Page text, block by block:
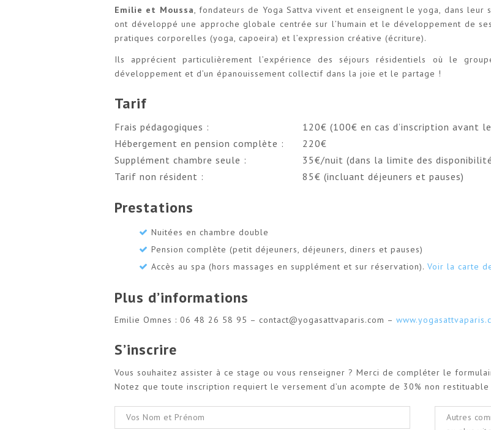
Emilie et Moussa, fondateurs de Yoga Sattva vivent et enseignent le yoga, dans leur
ont développé une approche globale centrée sur l’humain et le développement de
pratiques corporelles (yoga, capoeira) et l’expression créative (écriture).
Ils apprécient particulièrement l’expérience des séjours résidentiels où le
développement et d’un épanouissement collectif dans la joie et le partage !
Tarif
Frais pédagogiques :
120€ (100€ en cas d’inscription avant
Hébergement en pension complète :
220€
Supplément chambre seule :
35€/nuit (dans la limite des
Tarif non résident :
85€ (incluant déjeuners et pauses)
Prestations
Nuitées en chambre double
Pension complète (petit déjeuners, déjeuners, diners et pauses)
Accès au spa (hors massages en supplément et sur réservation). Voir la carte
Plus d’informations
Emilie Omnes : 06 48 26 58 95 – contact@yogasattvaparis.com –
S’inscrire
Vous souhaitez assister à ce stage ou vous renseigner ? Merci de compléter le
Notez que toute inscription requiert le versement d’un acompte de 30% non restituable